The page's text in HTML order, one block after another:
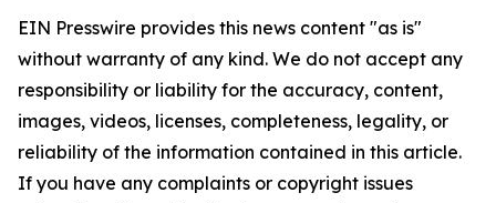
EIN Presswire provides this news content "as is"
without warranty of any kind. We do not accept any
responsibility or liability for the accuracy, content,
images, videos, licenses, completeness, legality, or
reliability of the information contained in this article.
If you have any complaints or copyright issues